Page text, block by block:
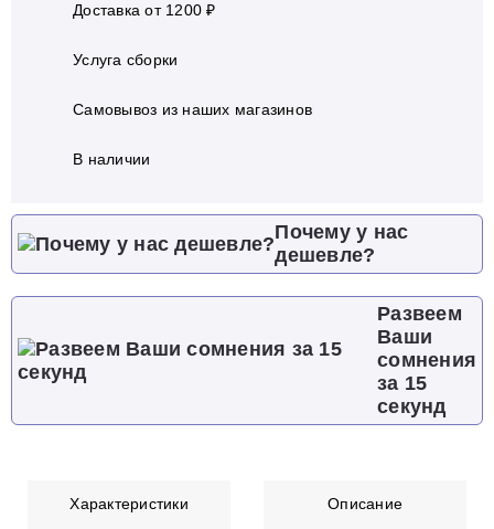
Доставка от 1200 ₽
Услуга сборки
Самовывоз из наших магазинов
В наличии
Почему у нас
дешевле?
Развеем
Ваши
сомнения
за 15
секунд
Характеристики Описание